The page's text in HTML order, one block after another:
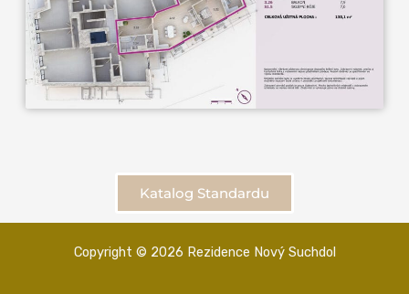
Katalog Standardu
Copyright © 2026 Rezidence Nový Suchdol